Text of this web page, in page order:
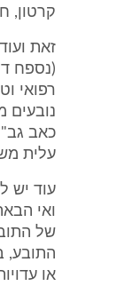
קרטון,
זאת
(נספח
רפואי
נובעים
כאב גב"
עלית
ואי
התובע,
או